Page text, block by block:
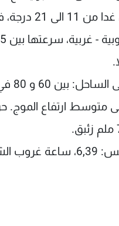
الداخل من 8 الى 18 درجة.
بين 15 و40 كلم/س، تصل أحيانا الى 50 كلم/س.
60 و 80 في المئة.
ارتفاع الموج. حرارة
17,02.